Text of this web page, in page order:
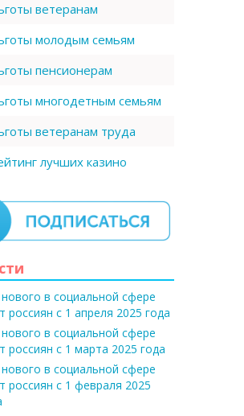
ветеранам
молодым семьям
пенсионерам
многодетным семьям
ветеранам труда
лучших казино
в социальной сфере
россиян с 1 апреля 2025 года
в социальной сфере
россиян с 1 марта 2025 года
в социальной сфере
россиян с 1 февраля 2025